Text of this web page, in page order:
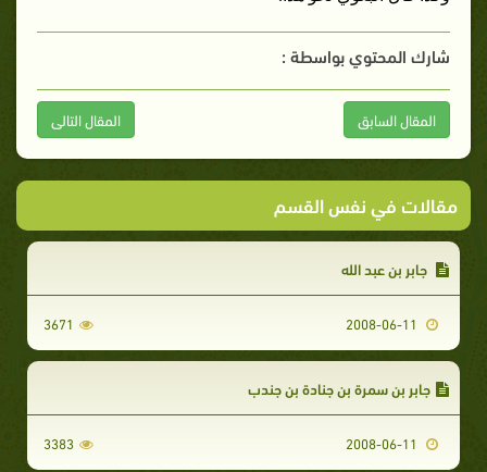
شارك المحتوي بواسطة :
المقال السابق المقال التالى
مقالات في نفس القسم
جابر بن عبد الله
3671
جابر بن سمرة بن جنادة بن جندب
3383